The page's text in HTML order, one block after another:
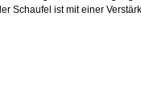
Schaufel ist mit einer